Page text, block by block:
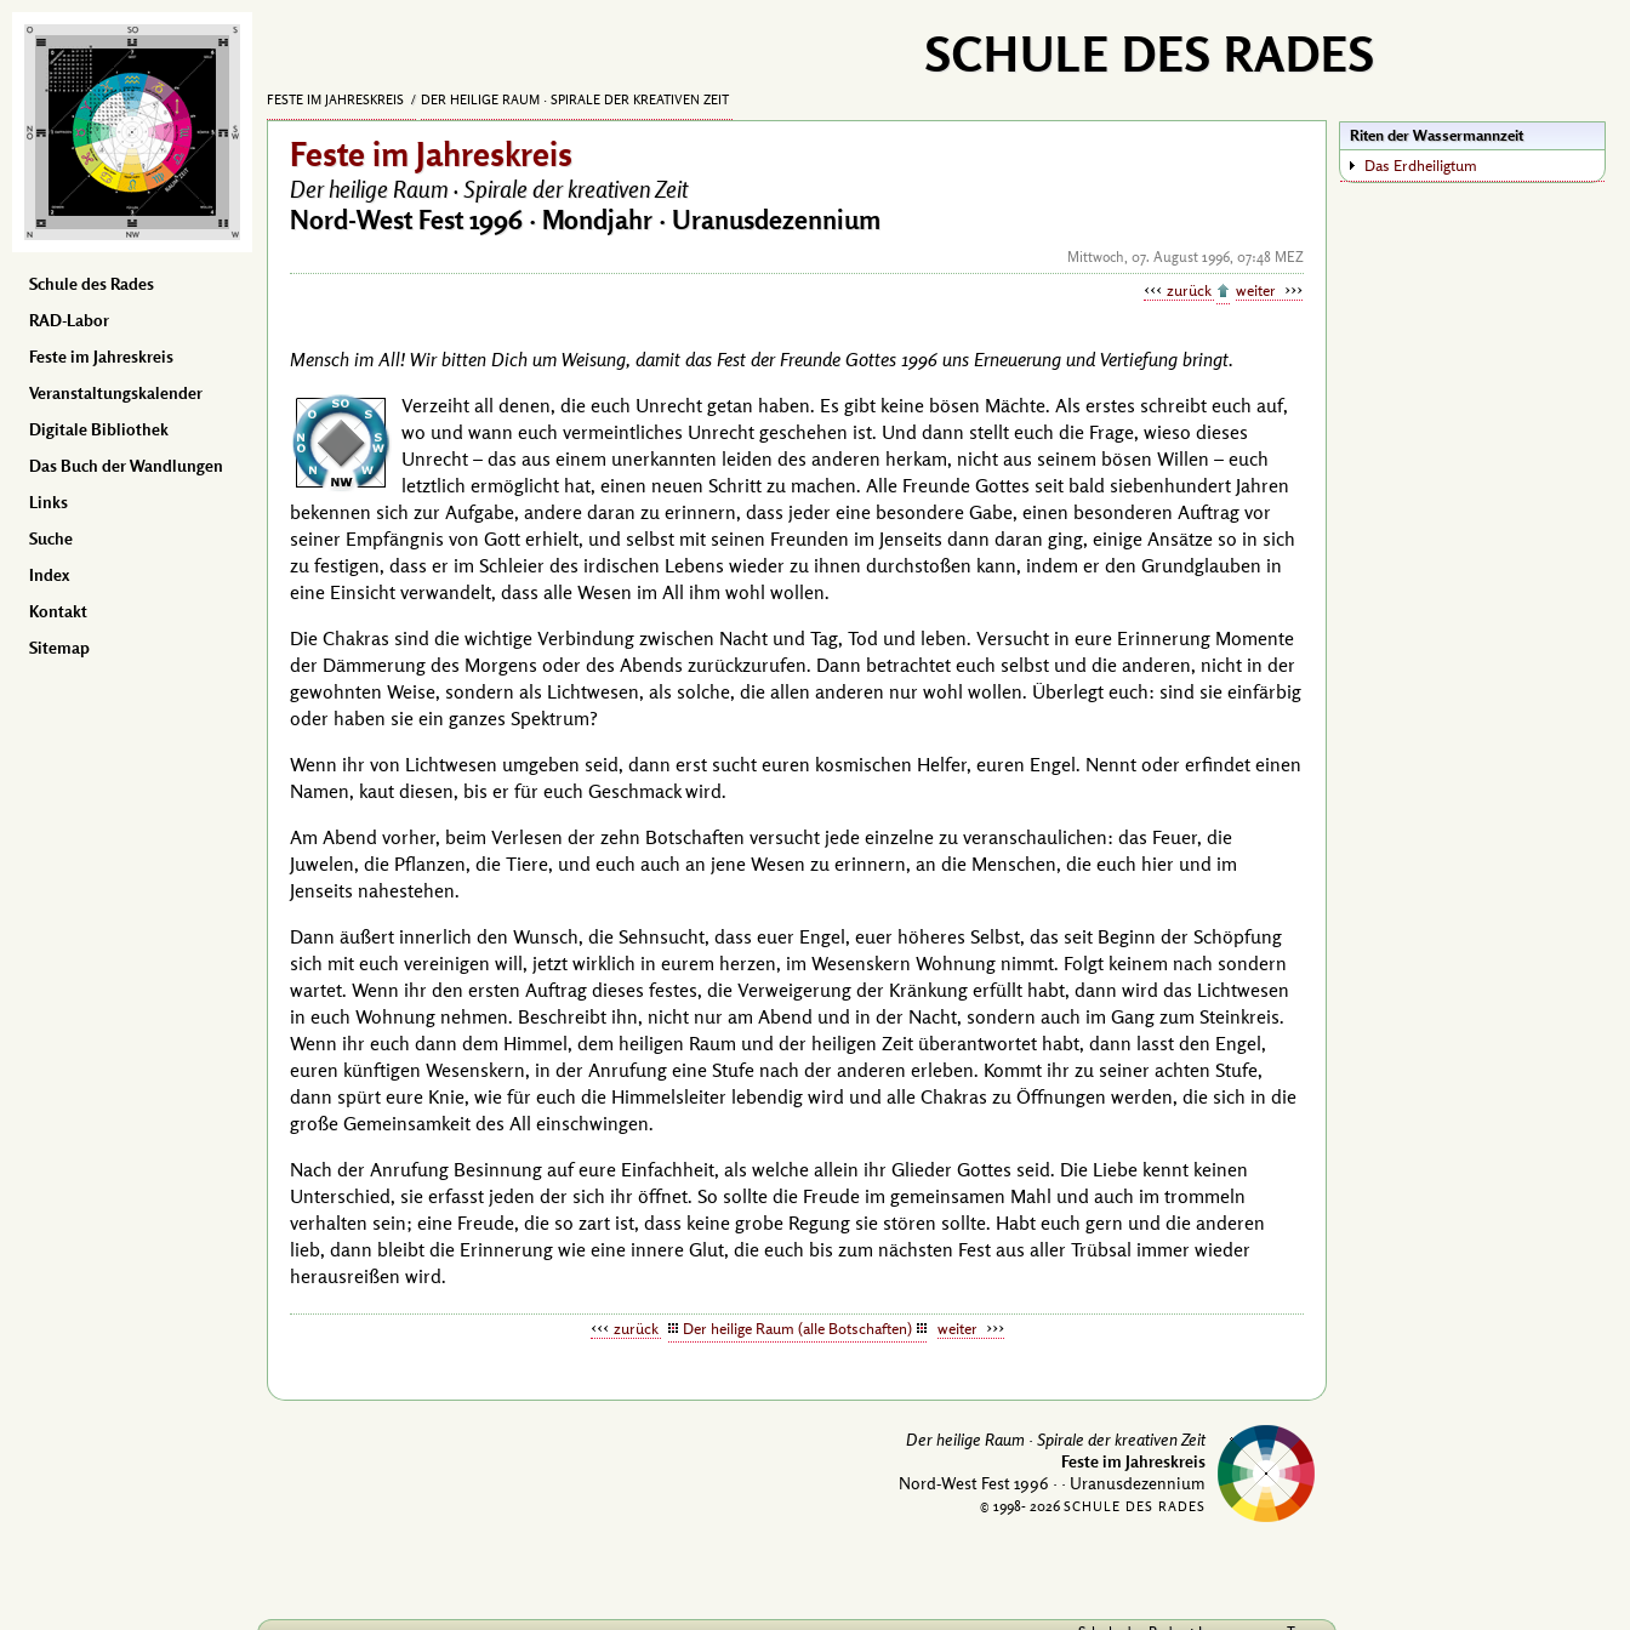
Schule des Rades
RAD-Labor
Feste im Jahreskreis
Veranstaltungskalender
Digitale Bibliothek
Das Buch der Wandlungen
Links
Suche
Index
Kontakt
Sitemap
SCHULE DES RADES
FESTE IM JAHRESKREIS DER HEILIGE RAUM · SPIRALE DER KREATIVEN ZEIT
Feste im Jahreskreis
Der heilige Raum ·Spirale der kreativen Zeit
Nord-West Fest 1996 · Mondjahr · Uranusdezennium
Mittwoch, 07. August 1996, 07:48 MEZ
zurück weiter
Mensch im All! Wir bitten Dich um Weisung, damit das Fest der Freunde Gottes 1996 uns Erneuerung und Vertiefung bringt.
Verzeiht all denen, die euch Unrecht getan haben. Es gibt keine bösen Mächte. Als erstes schreibt euch auf,
wo und wann euch vermeintliches Unrecht geschehen ist. Und dann stellt euch die Frage, wieso dieses
Unrecht – das aus einem unerkannten leiden des anderen herkam, nicht aus seinem bösen Willen – euch
letztlich ermöglicht hat, einen neuen Schritt zu machen. Alle Freunde Gottes seit bald siebenhundert Jahren
bekennen sich zur Aufgabe, andere daran zu erinnern, dass jeder eine besondere Gabe, einen besonderen Auftrag vor
seiner Empfängnis von Gott erhielt, und selbst mit seinen Freunden im Jenseits dann daran ging, einige Ansätze so in sich
zu festigen, dass er im Schleier des irdischen Lebens wieder zu ihnen durchstoßen kann, indem er den Grundglauben in
eine Einsicht verwandelt, dass alle Wesen im All ihm wohl wollen.
Die Chakras sind die wichtige Verbindung zwischen Nacht und Tag, Tod und leben. Versucht in eure Erinnerung Momente
der Dämmerung des Morgens oder des Abends zurückzurufen. Dann betrachtet euch selbst und die anderen, nicht in der
gewohnten Weise, sondern als Lichtwesen, als solche, die allen anderen nur wohl wollen. Überlegt euch: sind sie einfärbig
oder haben sie ein ganzes Spektrum?
Wenn ihr von Lichtwesen umgeben seid, dann erst sucht euren kosmischen Helfer, euren Engel. Nennt oder erfindet einen
Namen, kaut diesen, bis er für euch Geschmack wird.
Am Abend vorher, beim Verlesen der zehn Botschaften versucht jede einzelne zu veranschaulichen: das Feuer, die
Juwelen, die Pflanzen, die Tiere, und euch auch an jene Wesen zu erinnern, an die Menschen, die euch hier und im
Jenseits nahestehen.
Dann äußert innerlich den Wunsch, die Sehnsucht, dass euer Engel, euer höheres Selbst, das seit Beginn der Schöpfung
sich mit euch vereinigen will, jetzt wirklich in eurem herzen, im Wesenskern Wohnung nimmt. Folgt keinem nach sondern
wartet. Wenn ihr den ersten Auftrag dieses festes, die Verweigerung der Kränkung erfüllt habt, dann wird das Lichtwesen
in euch Wohnung nehmen. Beschreibt ihn, nicht nur am Abend und in der Nacht, sondern auch im Gang zum Steinkreis.
Wenn ihr euch dann dem Himmel, dem heiligen Raum und der heiligen Zeit überantwortet habt, dann lasst den Engel,
euren künftigen Wesenskern, in der Anrufung eine Stufe nach der anderen erleben. Kommt ihr zu seiner achten Stufe,
dann spürt eure Knie, wie für euch die Himmelsleiter lebendig wird und alle Chakras zu Öffnungen werden, die sich in die
große Gemeinsamkeit des All einschwingen.
Nach der Anrufung Besinnung auf eure Einfachheit, als welche allein ihr Glieder Gottes seid. Die Liebe kennt keinen
Unterschied, sie erfasst jeden der sich ihr öffnet. So sollte die Freude im gemeinsamen Mahl und auch im trommeln
verhalten sein; eine Freude, die so zart ist, dass keine grobe Regung sie stören sollte. Habt euch gern und die anderen
lieb, dann bleibt die Erinnerung wie eine innere Glut, die euch bis zum nächsten Fest aus aller Trübsal immer wieder
herausreißen wird.
zurück Der heilige Raum (alle Botschaften) weiter
Riten der Wassermannzeit
Das Erdheiligtum
Der heilige Raum · Spirale der kreativen Zeit
Feste im Jahreskreis
Nord-West Fest 1996 · · Uranusdezennium
© 1998- 2026 SCHULE DES RADES